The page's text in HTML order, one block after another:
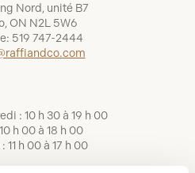
Nord, unité B7
ON N2L 5W6
519 747-2444
: 10 h 30 à 19 h 00
h 00 à 18 h 00
11 h 00 à 17 h 00